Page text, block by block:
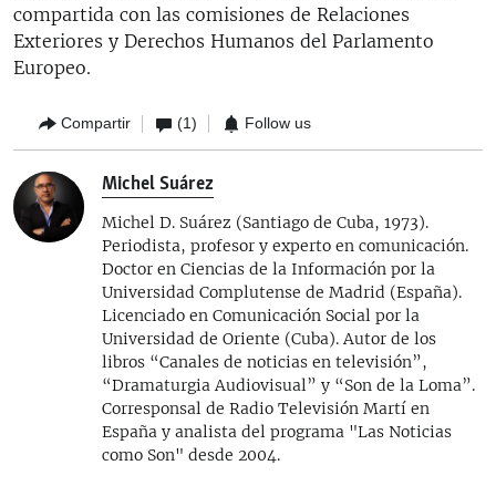
compartida con las comisiones de Relaciones
Exteriores y Derechos Humanos del Parlamento
Europeo.
Compartir (1) Follow us
Michel Suárez
Michel D. Suárez (Santiago de Cuba, 1973).
Periodista, profesor y experto en comunicación.
Doctor en Ciencias de la Información por la
Universidad Complutense de Madrid (España).
Licenciado en Comunicación Social por la
Universidad de Oriente (Cuba). Autor de los
libros “Canales de noticias en televisión”,
“Dramaturgia Audiovisual” y “Son de la Loma”.
Corresponsal de Radio Televisión Martí en
España y analista del programa "Las Noticias
como Son" desde 2004.